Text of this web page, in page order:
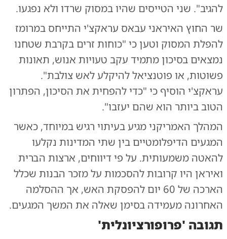
להגיב". שני הטייסים שהיו במסוק שרדו ולא נפגעו.
שר החוץ האיראני עבאס עראקצ'י התייחס במרומז
להפלת המסוק וטען כי "כוחות זרים בקרבת שטחנו
נמצאים בסיכון מתמיד עקב טעויות אנוש, תאונות
פשוטות, או פוטנציאל להיקלע לאש צולבת".
עראקצ'י הוסיף כי "כדי להפחית את הסיכון, הפתרון
הטוב ביותר הוא שהם יעזבו".
המהלך האמריקני מגיע בעיתוי רגיש במיוחד, כאשר
המגעים הדיפלומטיים בין שתי המדינות נקלעו
להאטה משמעותית. על פי דיווחים, ארצות הברית
ואיראן היו קרובות להסכמות על מזכר הבנות שכלל
הארכה של 60 יום להפסקת האש, אך ההסלמה
האחרונה מעמידה בסימן שאלה את המשך המגעים.
תגובה 'פרופורציונלית'